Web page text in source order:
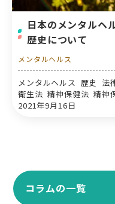
日本のメンタルヘ
歴史について
メンタルヘルス
メンタルヘルス 歴史 法
衛生法 精神保健法 精神
2021年9月16日
コラムの一覧